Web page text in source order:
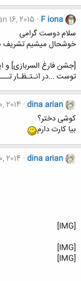
F iona
16, 2015
سلام دوست گرامی
خوشحال میشیم تشریف
[جشن فارغ السربازی]
توست ...در انـتـظـار
dina arian
2014
کوشی دختر؟
بیا کارت دارم
dina arian
2014
[IMG]
[IMG]
[IMG]